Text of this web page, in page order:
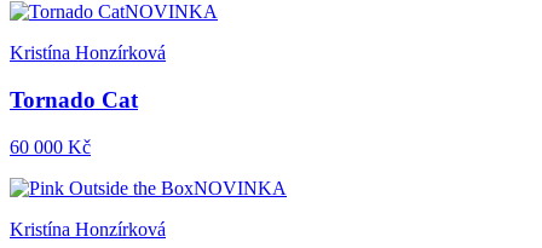
NOVINKA
Kristína Honzírková
Tornado Cat
60 000 Kč
NOVINKA
Kristína Honzírková